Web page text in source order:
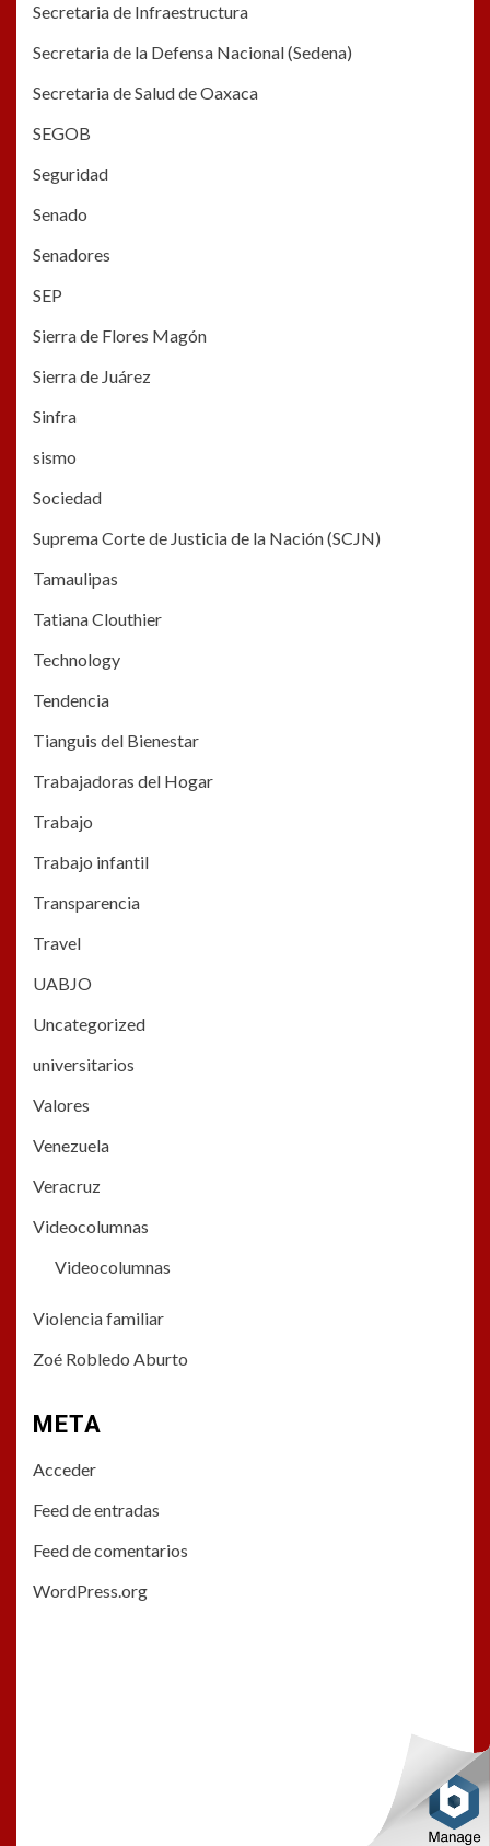
Secretaria de Infraestructura
Secretaria de la Defensa Nacional (Sedena)
Secretaria de Salud de Oaxaca
SEGOB
Seguridad
Senado
Senadores
SEP
Sierra de Flores Magón
Sierra de Juárez
Sinfra
sismo
Sociedad
Suprema Corte de Justicia de la Nación (SCJN)
Tamaulipas
Tatiana Clouthier
Technology
Tendencia
Tianguis del Bienestar
Trabajadoras del Hogar
Trabajo
Trabajo infantil
Transparencia
Travel
UABJO
Uncategorized
universitarios
Valores
Venezuela
Veracruz
Videocolumnas
Videocolumnas
Violencia familiar
Zoé Robledo Aburto
META
Acceder
Feed de entradas
Feed de comentarios
WordPress.org